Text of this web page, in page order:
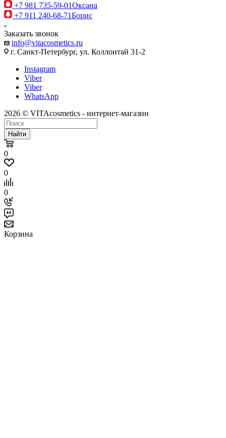
+7 981 735-59-01Оксана
+7 911 240-68-71Борис
Заказать звонок
info@vitacosmetics.ru
г. Санкт-Петербург, ул. Коллонтай 31-2
Instagram
Viber
Viber
WhatsApp
2026 © VITAcosmetics - интернет-магазин
Найти
0
0
0
Корзина